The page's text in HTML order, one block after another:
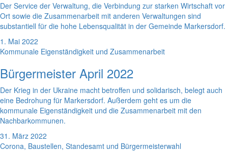
Der Service der Verwaltung, die Verbindung zur starken Wirtschaft vor
Ort sowie die Zusammenarbeit mit anderen Verwaltungen sind
substantiell für die hohe Lebensqualität in der Gemeinde Markersdorf.
1. Mai 2022
Kommunale Eigenständigkeit und Zusammenarbeit
Bürgermeister April 2022
Der Krieg in der Ukraine macht betroffen und solidarisch, belegt auch
eine Bedrohung für Markersdorf. Außerdem geht es um die
kommunale Eigenständigkeit und die Zusammenarbeit mit den
Nachbarkommunen.
31. März 2022
Corona, Baustellen, Standesamt und Bürgermeisterwahl